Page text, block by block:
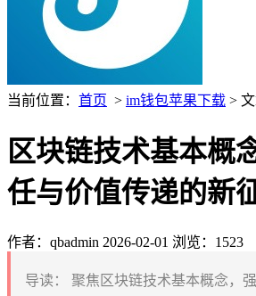
当前位置： 首页 > im钱包苹果下载 >
区块链技术基本概
任与价值传递的新
作者：qbadmin 2026-02-01 浏览：1523
导读：
聚焦区块链技术基本概念，